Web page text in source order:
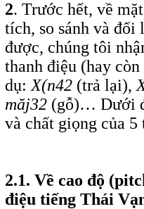
2. Trước hết, về
tích, so sánh và đối
được, chúng tôi
thanh điệu (hay
dụ: X(n42 (trả lại),
măj32 (gỗ)… Dưới
và chất giọng của
2.1. Về cao độ
điệu tiếng Thái